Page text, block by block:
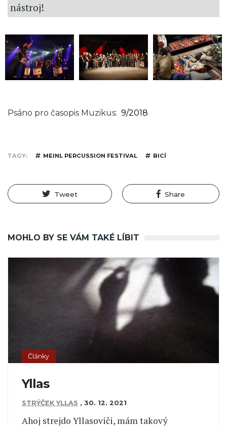
nástroj!
Psáno pro časopis Muzikus 9/2018
TAGY MEINL PERCUSSION FESTIVAL BICÍ
Tweet Share
MOHLO BY SE VÁM TAKÉ LÍBIT
Články
Yllas
STRÝČEK YLLAS , 30. 12. 2021
Ahoj strejdo Yllasoviči, mám takový